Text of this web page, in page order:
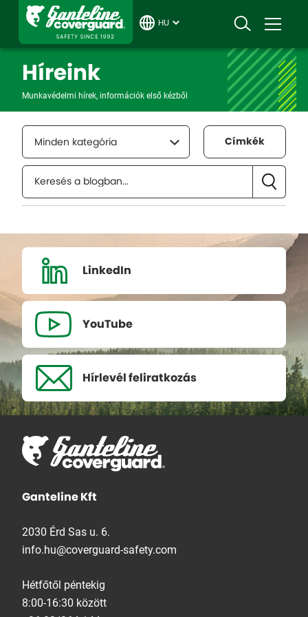
HU
Híreink
Munkavédelmi hírek, információk első kézből
Minden kategória Címkék
LinkedIn
YouTube
Hírlevél feliratkozás
Ganteline Kft
2030 Érd Sas u. 6.
info.hu@coverguard-safety.com
Hétfőtől péntekig
8:00-16:30 között